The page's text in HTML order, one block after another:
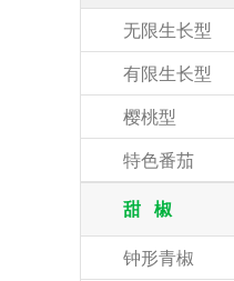
无限生长型
有限生长型
樱桃型
特色番茄
甜 椒
钟形青椒